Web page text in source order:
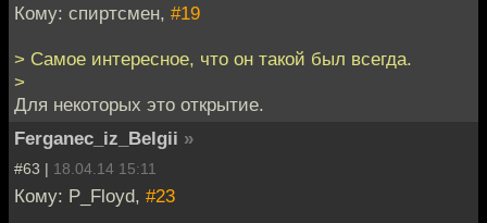
Кому: спиртсмен, #19
> Самое интересное, что он такой был всегда.
>
Для некоторых это открытие.
Ferganec_iz_Belgii »
#63 | 18.04.14 15:11
Кому: P_Floyd, #23